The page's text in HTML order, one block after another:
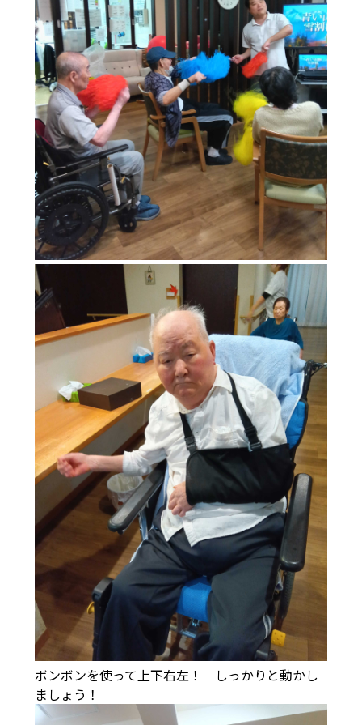
ボンボンを使って上下右左！ しっかりと動かし
ましょう！